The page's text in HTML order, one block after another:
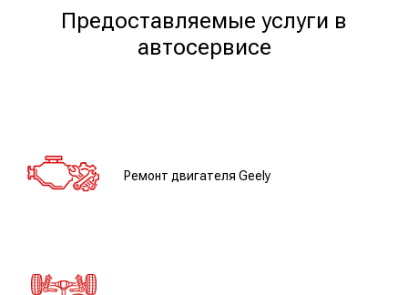
Предоставляемые услуги в
автосервисе
Ремонт двигателя Geely